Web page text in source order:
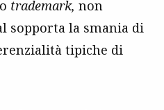
trademark, non
sopporta la smania di
tipiche di